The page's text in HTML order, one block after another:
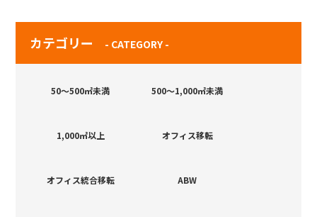
カテゴリー - CATEGORY -
50～500㎡未満 500～1,000㎡未満
1,000㎡以上 オフィス移転
オフィス統合移転 ABW